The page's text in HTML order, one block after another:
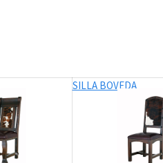
SILLA BOVEDA